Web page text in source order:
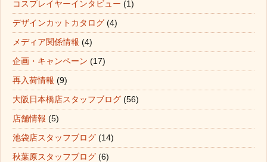
コスプレイヤーインタビュー (1)
デザインカットカタログ (4)
メディア関係情報 (4)
企画・キャンペーン (17)
再入荷情報 (9)
大阪日本橋店スタッフブログ (56)
店舗情報 (5)
池袋店スタッフブログ (14)
秋葉原スタッフブログ (6)